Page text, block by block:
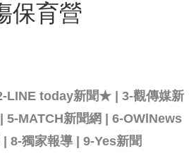
保育營
LINE today新聞★ | 3-觀傳媒新
5-MATCH新聞網 | 6-OWlNews
8-獨家報導 | 9-Yes新聞